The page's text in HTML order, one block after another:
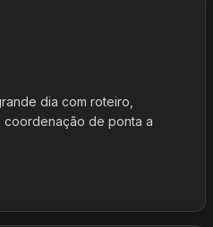
dia com roteiro,
de ponta a